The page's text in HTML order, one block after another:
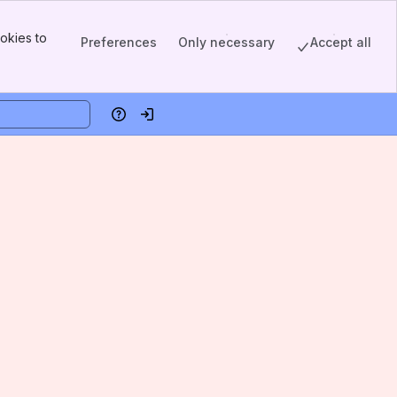
to
Preferences Only necessary Accept all
HjelpLogg på